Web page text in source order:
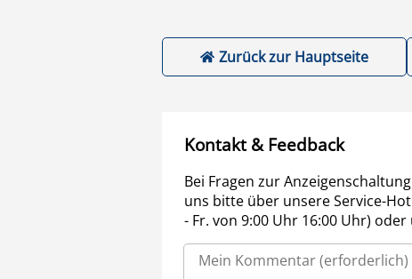
Zurück zur Hauptseite
Kontakt & Feedback
Bei Fragen zur
uns bitte über unsere Service-
- Fr. von 9:00 Uhr 16:00 Uhr)